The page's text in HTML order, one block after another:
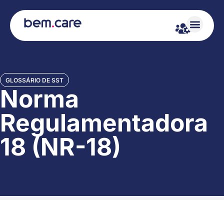
GLOSSÁRIO DE SST
Norma
Regulamentadora
18 (NR-18)